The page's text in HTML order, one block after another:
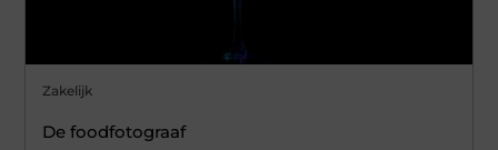
Zakelijk
De foodfotograaf